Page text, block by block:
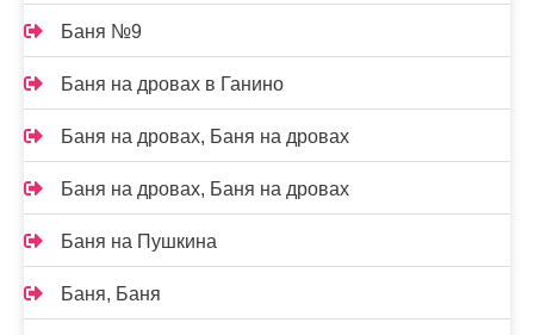
Баня №9
Баня на дровах в Ганино
Баня на дровах, Баня на дровах
Баня на дровах, Баня на дровах
Баня на Пушкина
Баня, Баня